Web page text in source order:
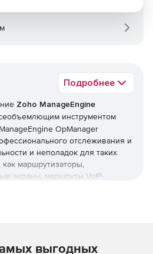
Подробнее
Zoho ManageEngine
инструментом
OpManager
отслеживания и
и неполадок для таких
маршрутизаторы,
экраны, маршруты VoIP-
мониторинга в оперативном
выгодных